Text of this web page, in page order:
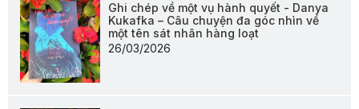
Ghi chép về một vụ hành quyết - Danya
Kukafka – Câu chuyện đa góc nhìn về
một tên sát nhân hàng loạt
26/03/2026